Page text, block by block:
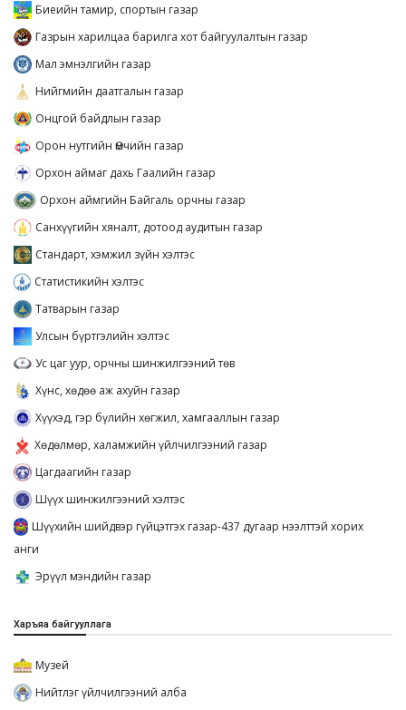
Биеийн тамир, спортын газар
Газрын харилцаа барилга хот байгуулалтын газар
Мал эмнэлгийн газар
Нийгмийн даатгалын газар
Онцгой байдлын газар
Орон нутгийн Өмчийн газар
Орхон аймаг дахь Гаалийн газар
Орхон аймгийн Байгаль орчны газар
Санхүүгийн хяналт, дотоод аудитын газар
Стандарт, хэмжил зүйн хэлтэс
Статистикийн хэлтэс
Татварын газар
Улсын бүртгэлийн хэлтэс
Ус цаг уур, орчны шинжилгээний төв
Хүнс, хөдөө аж ахуйн газар
Хүүхэд, гэр бүлийн хөгжил, хамгааллын газар
Хөдөлмөр, халамжийн үйлчилгээний газар
Цагдаагийн газар
Шүүх шинжилгээний хэлтэс
Шүүхийн шийдвэр гүйцэтгэх газар-437 дугаар нээлттэй хорих
анги
Эрүүл мэндийн газар
Харъяа байгууллага
Музей
Нийтлэг үйлчилгээний алба